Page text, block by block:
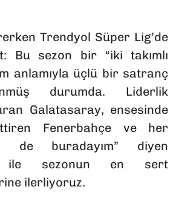
Trendyol Süper Lig’de
Bu sezon bir “iki takımlı
anlamıyla üçlü bir satranç
durumda. Liderlik
Galatasaray, ensesinde
Fenerbahçe ve her
de buradayım” diyen
ile sezonun en sert
ilerliyoruz.